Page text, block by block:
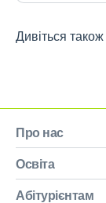
Дивіться також
Про нас
Освіта
Абітурієнтам